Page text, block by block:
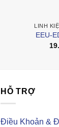
LINH
EEU-
HỖ TRỢ
Điều Khoản &